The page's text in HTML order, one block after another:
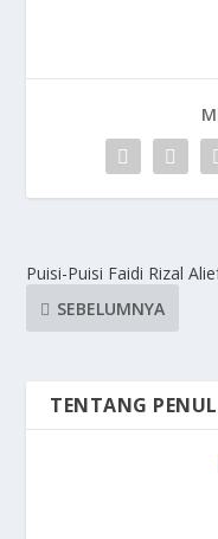
Puisi-Puisi Faidi Rizal
SEBELUMNYA
TENTANG